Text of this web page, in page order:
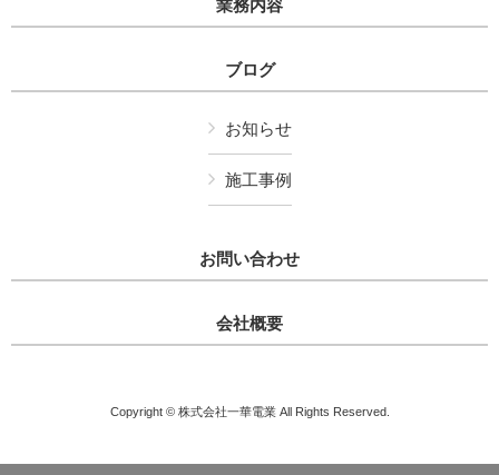
業務内容
ブログ
お知らせ
施工事例
お問い合わせ
会社概要
Copyright © 株式会社一華電業 All Rights Reserved.